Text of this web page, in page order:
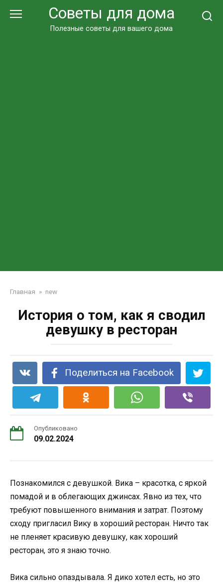
Советы для дома
Полезные советы для вашего дома
Главная » new
История о том, как я сводил
девушку в ресторан
Поделиться на Facebook
Опубликовано
09.02.2024
Познакомился с девушкой. Вика – красотка, с яркой
помадой и в облегающих джинсах. Явно из тех, что
требуют повышенного внимания и затрат. Поэтому
сходу пригласил Вику в хороший ресторан. Ничто так
не пленяет красивую девушку, как хороший
ресторан, это я знаю точно.
Вика сильно опаздывала. Я дико хотел есть, но это